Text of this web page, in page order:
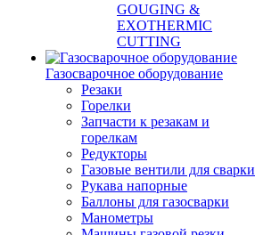
GOUGING &
EXOTHERMIC
CUTTING
Газосварочное оборудование
Резаки
Горелки
Запчасти к резакам и
горелкам
Редукторы
Газовые вентили для сварки
Рукава напорные
Баллоны для газосварки
Манометры